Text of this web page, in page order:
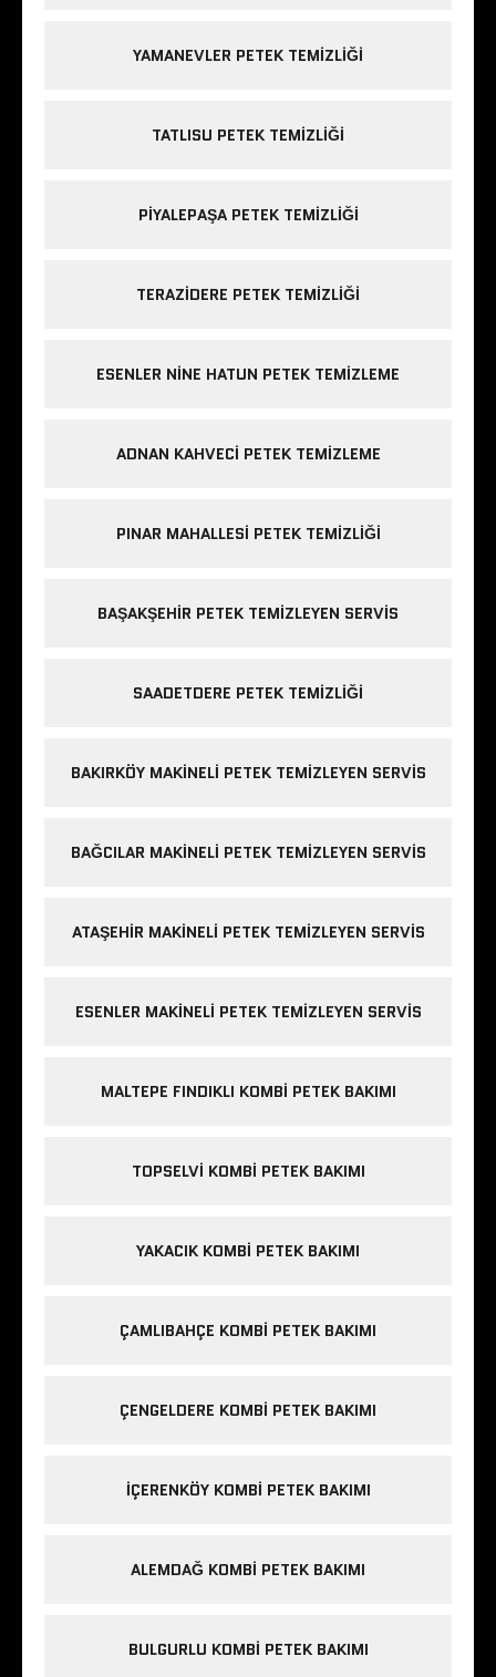
YAMANEVLER PETEK TEMIZLIĞI
TATLISU PETEK TEMIZLIĞI
PIYALEPAŞA PETEK TEMIZLIĞI
TERAZIDERE PETEK TEMIZLIĞI
ESENLER NINE HATUN PETEK TEMIZLEME
ADNAN KAHVECI PETEK TEMIZLEME
PINAR MAHALLESI PETEK TEMIZLIĞI
BAŞAKŞEHIR PETEK TEMIZLEYEN SERVIS
SAADETDERE PETEK TEMIZLIĞI
BAKIRKÖY MAKINELI PETEK TEMIZLEYEN SERVIS
BAĞCILAR MAKINELI PETEK TEMIZLEYEN SERVIS
ATAŞEHIR MAKINELI PETEK TEMIZLEYEN SERVIS
ESENLER MAKINELI PETEK TEMIZLEYEN SERVIS
MALTEPE FINDIKLI KOMBI PETEK BAKIMI
TOPSELVI KOMBI PETEK BAKIMI
YAKACIK KOMBI PETEK BAKIMI
ÇAMLIBAHÇE KOMBI PETEK BAKIMI
ÇENGELDERE KOMBI PETEK BAKIMI
IÇERENKÖY KOMBI PETEK BAKIMI
ALEMDAĞ KOMBI PETEK BAKIMI
BULGURLU KOMBI PETEK BAKIMI